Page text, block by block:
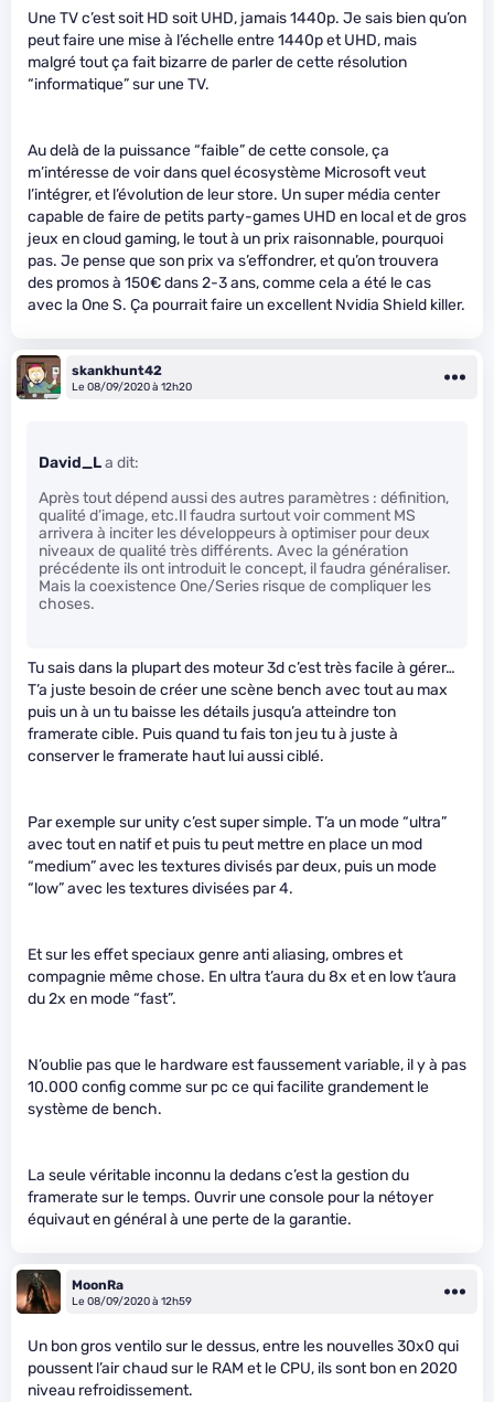
Une TV c’est soit HD soit UHD, jamais 1440p. Je sais bien qu’on
peut faire une mise à l’échelle entre 1440p et UHD, mais
malgré tout ça fait bizarre de parler de cette résolution
“informatique” sur une TV.
Au delà de la puissance “faible” de cette console, ça
m’intéresse de voir dans quel écosystème Microsoft veut
l’intégrer, et l’évolution de leur store. Un super média center
capable de faire de petits party-games UHD en local et de gros
jeux en cloud gaming, le tout à un prix raisonnable, pourquoi
pas. Je pense que son prix va s’effondrer, et qu’on trouvera
des promos à 150€ dans 2-3 ans, comme cela a été le cas
avec la One S. Ça pourrait faire un excellent Nvidia Shield killer.
skankhunt42
Le 08/09/2020 à 12h20
David_La dit:
Après tout dépend aussi des autres paramètres : définition,
qualité d’image, etc.Il faudra surtout voir comment MS
arrivera à inciter les développeurs à optimiser pour deux
niveaux de qualité très différents. Avec la génération
précédente ils ont introduit le concept, il faudra généraliser.
Mais la coexistence One/Series risque de compliquer les
choses.
Tu sais dans la plupart des moteur 3d c’est très facile à gérer…
T’a juste besoin de créer une scène bench avec tout au max
puis un à un tu baisse les détails jusqu’a atteindre ton
framerate cible. Puis quand tu fais ton jeu tu à juste à
conserver le framerate haut lui aussi ciblé.
Par exemple sur unity c’est super simple. T’a un mode “ultra”
avec tout en natif et puis tu peut mettre en place un mod
“medium” avec les textures divisés par deux, puis un mode
“low” avec les textures divisées par 4.
Et sur les effet speciaux genre anti aliasing, ombres et
compagnie même chose. En ultra t’aura du 8x et en low t’aura
du 2x en mode “fast”.
N’oublie pas que le hardware est faussement variable, il y à pas
10.000 config comme sur pc ce qui facilite grandement le
système de bench.
La seule véritable inconnu la dedans c’est la gestion du
framerate sur le temps. Ouvrir une console pour la nétoyer
équivaut en général à une perte de la garantie.
MoonRa
Le 08/09/2020 à 12h59
Un bon gros ventilo sur le dessus, entre les nouvelles 30x0 qui
poussent l’air chaud sur le RAM et le CPU, ils sont bon en 2020
niveau refroidissement.